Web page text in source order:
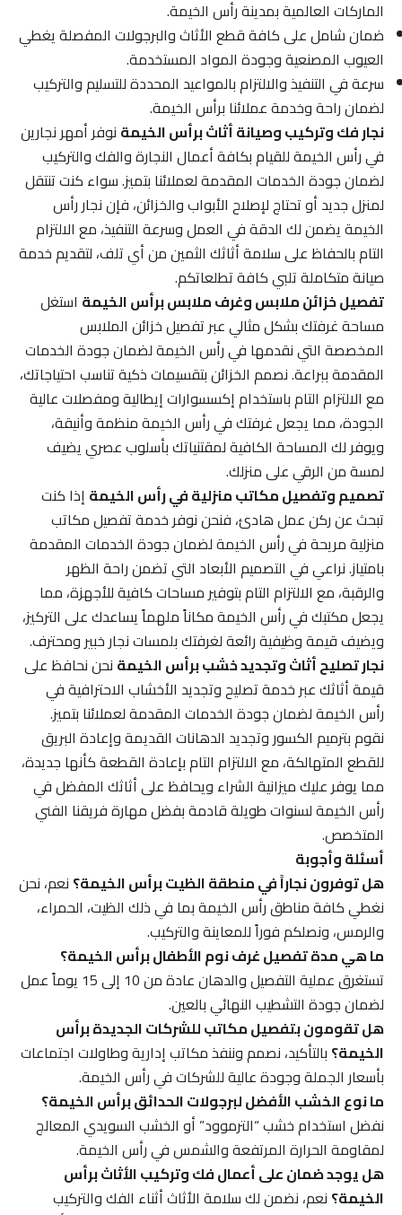
الماركات العالمية بمدينة رأس الخيمة.
ضمان شامل على كافة قطع الأثاث والبرجولات المفصلة يغطي
العيوب المصنعية وجودة المواد المستخدمة.
سرعة في التنفيذ والالتزام بالمواعيد المحددة للتسليم والتركيب
لضمان راحة وخدمة عملائنا برأس الخيمة.
نجار فك وتركيب وصيانة أثاث برأس الخيمةنوفر أمهر نجارين
في رأس الخيمة للقيام بكافة أعمال النجارة والفك والتركيب
لضمان جودة الخدمات المقدمة لعملائنا بتميز. سواء كنت تنتقل
لمنزل جديد أو تحتاج لإصلاح الأبواب والخزائن، فإن نجار رأس
الخيمة يضمن لك الدقة في العمل وسرعة التنفيذ، مع الالتزام
التام بالحفاظ على سلامة أثاثك الثمين من أي تلف، لتقديم خدمة
صيانة متكاملة تلبي كافة تطلعاتكم.
تفصيل خزائن ملابس وغرف ملابس برأس الخيمةاستغل
مساحة غرفتك بشكل مثالي عبر تفصيل خزائن الملابس
المخصصة التي نقدمها في رأس الخيمة لضمان جودة الخدمات
المقدمة ببراعة. نصمم الخزائن بتقسيمات ذكية تناسب احتياجاتك،
مع الالتزام التام باستخدام إكسسوارات إيطالية ومفصلات عالية
الجودة، مما يجعل غرفتك في رأس الخيمة منظمة وأنيقة،
ويوفر لك المساحة الكافية لمقتنياتك بأسلوب عصري يضيف
لمسة من الرقي على منزلك.
تصميم وتفصيل مكاتب منزلية في رأس الخيمةإذا كنت
تبحث عن ركن عمل هادئ، فنحن نوفر خدمة تفصيل مكاتب
منزلية مريحة في رأس الخيمة لضمان جودة الخدمات المقدمة
بامتياز. نراعي في التصميم الأبعاد التي تضمن راحة الظهر
والرقبة، مع الالتزام التام بتوفير مساحات كافية للأجهزة، مما
يجعل مكتبك في رأس الخيمة مكاناً ملهماً يساعدك على التركيز،
ويضيف قيمة وظيفية رائعة لغرفتك بلمسات نجار خبير ومحترف.
نجار تصليح أثاث وتجديد خشب برأس الخيمةنحن نحافظ على
قيمة أثاثك عبر خدمة تصليح وتجديد الأخشاب الاحترافية في
رأس الخيمة لضمان جودة الخدمات المقدمة لعملائنا بتميز.
نقوم بترميم الكسور وتجديد الدهانات القديمة وإعادة البريق
للقطع المتهالكة، مع الالتزام التام بإعادة القطعة كأنها جديدة،
مما يوفر عليك ميزانية الشراء ويحافظ على أثاثك المفضل في
رأس الخيمة لسنوات طويلة قادمة بفضل مهارة فريقنا الفني
المتخصص.
أسئلة وأجوبة
هل توفرون نجاراً في منطقة الظيت برأس الخيمة؟نعم، نحن
نغطي كافة مناطق رأس الخيمة بما في ذلك الظيت، الحمراء،
والرمس، ونصلكم فوراً للمعاينة والتركيب.
ما هي مدة تفصيل غرف نوم الأطفال برأس الخيمة؟
تستغرق عملية التفصيل والدهان عادة من 10 إلى 15 يوماً عمل
لضمان جودة التشطيب النهائي بالعين.
هل تقومون بتفصيل مكاتب للشركات الجديدة برأس
الخيمة؟بالتأكيد، نصمم وننفذ مكاتب إدارية وطاولات اجتماعات
بأسعار الجملة وجودة عالية للشركات في رأس الخيمة.
ما نوع الخشب الأفضل لبرجولات الحدائق برأس الخيمة؟
نفضل استخدام خشب “الترموود” أو الخشب السويدي المعالج
لمقاومة الحرارة المرتفعة والشمس في رأس الخيمة.
هل يوجد ضمان على أعمال فك وتركيب الأثاث برأس
الخيمة؟نعم، نضمن لك سلامة الأثاث أثناء الفك والتركيب